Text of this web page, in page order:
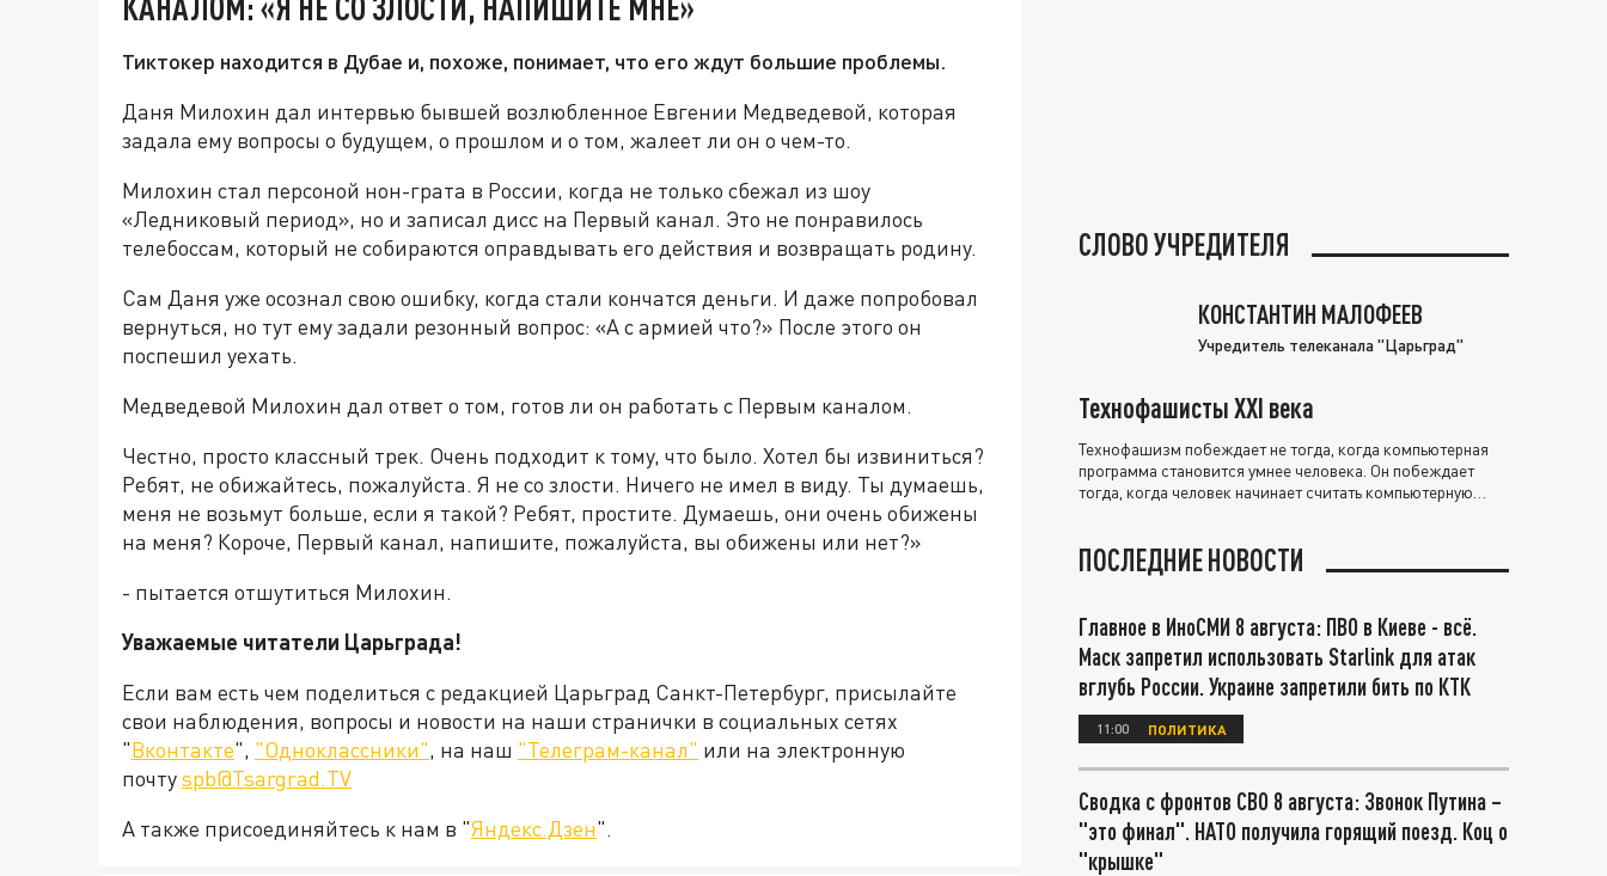
Тиктокер находится в Дубае и, похоже, понимает, что его ждут большие проблемы.
Даня Милохин дал интервью бывшей возлюбленное Евгении Медведевой, которая
задала ему вопросы о будущем, о прошлом и о том, жалеет ли он о чем-то.
Милохин стал персоной нон-грата в России, когда не только сбежал из шоу
«Ледниковый период», но и записал дисс на Первый канал. Это не понравилось
телебоссам, который не собираются оправдывать его действия и возвращать родину.
Сам Даня уже осознал свою ошибку, когда стали кончатся деньги. И даже попробовал
вернуться, но тут ему задали резонный вопрос: «А с армией что?» После этого он
поспешил уехать.
Медведевой Милохин дал ответ о том, готов ли он работать с Первым каналом.
Честно, просто классный трек. Очень подходит к тому, что было. Хотел бы извиниться?
Ребят, не обижайтесь, пожалуйста. Я не со злости. Ничего не имел в виду. Ты думаешь,
меня не возьмут больше, если я такой? Ребят, простите. Думаешь, они очень обижены
на меня? Короче, Первый канал, напишите, пожалуйста, вы обижены или нет?»
- пытается отшутиться Милохин.
Уважаемые читатели Царьграда!
Если вам есть чем поделиться с редакцией Царьград Санкт-Петербург, присылайте
свои наблюдения, вопросы и новости на наши странички в социальных сетях
"Вконтакте", "Одноклассники", на наш "Телеграм-канал" или на электронную
почтуspb@Tsargrad.TV
А также присоединяйтесь к нам в "Яндекс.Дзен".
СЛОВО УЧРЕДИТЕЛЯ
КОНСТАНТИН МАЛОФЕЕВ
Учредитель телеканала "Царьград"
Технофашисты XXI века
Технофашизм побеждает не тогда, когда компьютерная
программа становится умнее человека. Он побеждает
тогда, когда человек начинает считать компьютерную
ПОСЛЕДНИЕ НОВОСТИ
Главное в ИноСМИ 8 августа: ПВО в Киеве - всё.
Маск запретил использовать Starlink для атак
вглубь России. Украине запретили бить по КТК
11:00 ПОЛИТИКА
Сводка с фронтов СВО 8 августа: Звонок Путина –
"это финал". НАТО получила горящий поезд. Коц о
"крышке"